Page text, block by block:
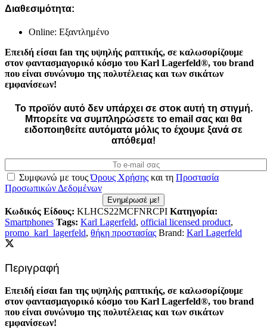
Διαθεσιμότητα:
Online: Εξαντλημένο
Επειδή είσαι fan της υψηλής ραπτικής, σε καλωσορίζουμε
στον φαντασμαγορικό κόσμο του Karl Lagerfeld®, του brand
που είναι συνώνυμο της πολυτέλειας και των σικάτων
εμφανίσεων!
Το προϊόν αυτό δεν υπάρχει σε στοκ αυτή τη στιγμή.
Mπορείτε να συμπληρώσετε το email σας και θα
ειδοποιηθείτε αυτόματα μόλις το έχουμε ξανά σε
απόθεμα!
Συμφωνώ με τουςΌρους Χρήσης και τη Προστασία
Προσωπικών Δεδομένων
Ενημέρωσέ με!
Κωδικός Είδους: KLHCS22MCFNRCPI Κατηγορία:
Smartphones Tags: Karl Lagerfeld, official licensed product,
promo_karl_lagerfeld, θήκη προστασίας Brand: Karl Lagerfeld
Περιγραφή
Επειδή είσαι fan της υψηλής ραπτικής, σε καλωσορίζουμε
στον φαντασμαγορικό κόσμο του Karl Lagerfeld®, του brand
που είναι συνώνυμο της πολυτέλειας και των σικάτων
εμφανίσεων!